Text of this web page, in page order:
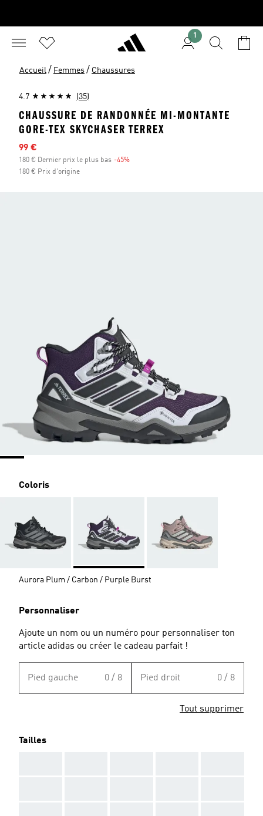
1
Accueil / Femmes / Chaussures
4.7 (35)
CHAUSSURE DE RANDONNÉE MI-MONTANTE
GORE-TEX SKYCHASER TERREX
Prix en promo
99 €
180 € Dernier prix le plus bas -45%
180 € Prix d'origine
Coloris
Aurora Plum / Carbon / Purple Burst
Personnaliser
Ajoute un nom ou un numéro pour personnaliser ton
article adidas ou créer le cadeau parfait !
Pied gauche 0 / 8 Pied droit 0 / 8
Tout supprimer
Tailles